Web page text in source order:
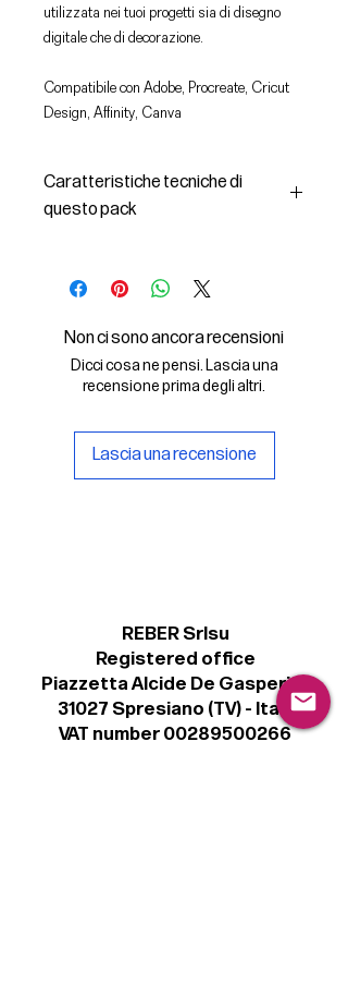
utilizzata nei tuoi progetti sia di disegno
digitale che di decorazione.
Compatibile con Adobe, Procreate, Cricut
Design, Affinity, Canva
Caratteristiche tecniche di
questo pack
- le immagini descritte in formato
- la licenza d'uso delle grafiche
Il File SVG è compatibile con Adobe,
Cricut Design, Cricut
Procreate e Affinity
Non ci sono ancora recensioni
Dicci cosa ne pensi. Lascia una
recensione prima degli altri.
Lascia una recensione
REBER Srlsu
Registered office
Piazzetta Alcide De Gasperi, 3
31027 Spresiano (TV) - Italy
VAT number 00289500266